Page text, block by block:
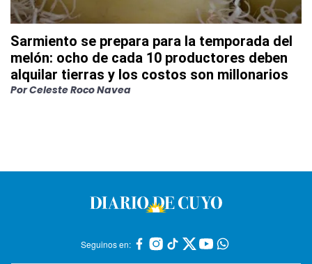
Sarmiento se prepara para la temporada del
melón: ocho de cada 10 productores deben
alquilar tierras y los costos son millonarios
PorCeleste Roco Navea
Seguinos en: